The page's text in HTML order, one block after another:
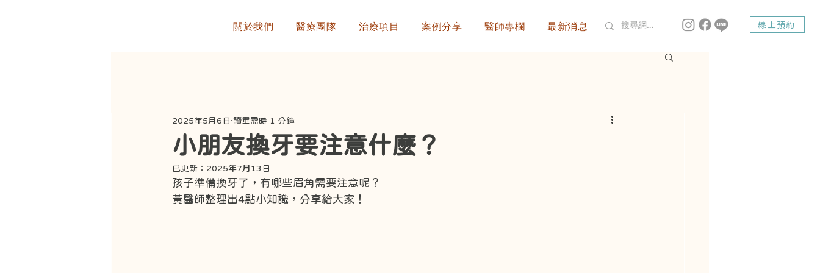
線上預約
關於我們 醫療團隊 治療項目 案例分享 醫師專欄 最新消息
小朋友換牙要注意什麼？
2025年5月6日 讀畢需時 1 分鐘
已更新： 2025年7月13日
孩子準備換牙了，有哪些眉角需要注意呢？
黃醫師整理出4點小知識，分享給大家！